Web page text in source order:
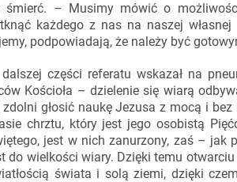
śmierć. – Musimy mówić o
każdego z nas na naszej
podpowiadają, że należy być
części referatu wskazał na
Kościoła – dzielenie się wiarą
zdolni głosić naukę Jezusa z mocą i
chrztu, który jest jego osobistą
jest w nich zanurzony, zaś – jak
do wielkości wiary. Dzięki temu
świata i solą ziemi, dzięki